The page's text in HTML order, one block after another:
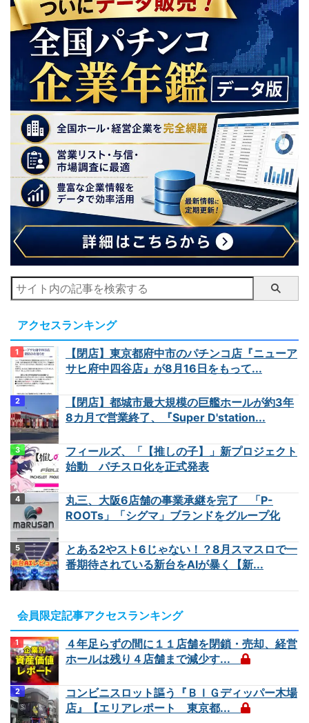
アクセスランキング
【閉店】東京都府中市のパチンコ店『ニューア
サヒ府中四谷店』が8月16日をもって...
【閉店】都城市最大規模の巨艦ホールが約3年
8カ月で営業終了、『Super D'station...
フィールズ、「【推しの子】」新プロジェクト
始動 パチスロ化を正式発表
丸三、大阪6店舗の事業承継を完了 「P-
ROOTs」「シグマ」ブランドをグループ化
とある2やスト6じゃない！？8月スマスロで一
番期待されている新台をAIが暴く【新...
会員限定記事アクセスランキング
４年足らずの間に１１店舗を閉鎖・売却、経営
ホールは残り４店舗まで減少す...
コンビニスロット謳う『ＢＩＧディッパー木場
店』【エリアレポート 東京都...